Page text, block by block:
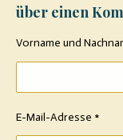
über einen
Vorname und
E-Mail-Adresse *